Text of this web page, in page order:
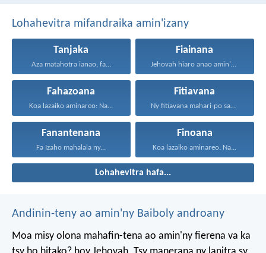
Lohahevitra mifandraika amin'izany
Tanjaka
Aza matahotra ianao, fa...
Fiainana
Jehovah hiaro anao amin'ny...
Fahazoana
Koa lazaiko aminareo: Na...
Fitiavana
Ny fitiavana mahari-po sady...
Fanantenana
Fa Izaho mahalala ny...
Finoana
Koa lazaiko aminareo: Na...
Lohahevitra hafa...
Andinin-teny ao amin'ny Baiboly androany
Moa misy olona mahafin-tena ao amin'ny fierena va ka